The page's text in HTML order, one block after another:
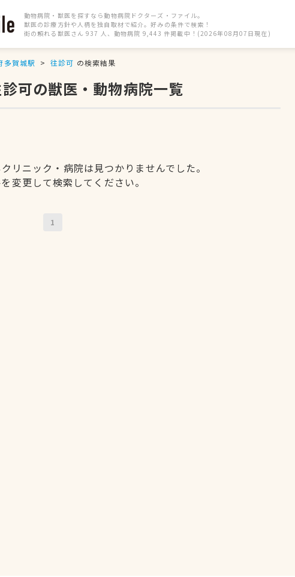
動物病院・獣医を探すなら動物病院ドクターズ・ファイル。
獣医の診療方針や人柄を独自取材で紹介。好みの条件で検索！
街の頼れる獣医さん 937 人、動物病院 9,443 件掲載中！(2026年08月07日現在)
多賀城駅 往診可 の検索結果
可の獣医・動物病院一覧
リニック・病院は見つかりませんでした。
変更して検索してください。
1